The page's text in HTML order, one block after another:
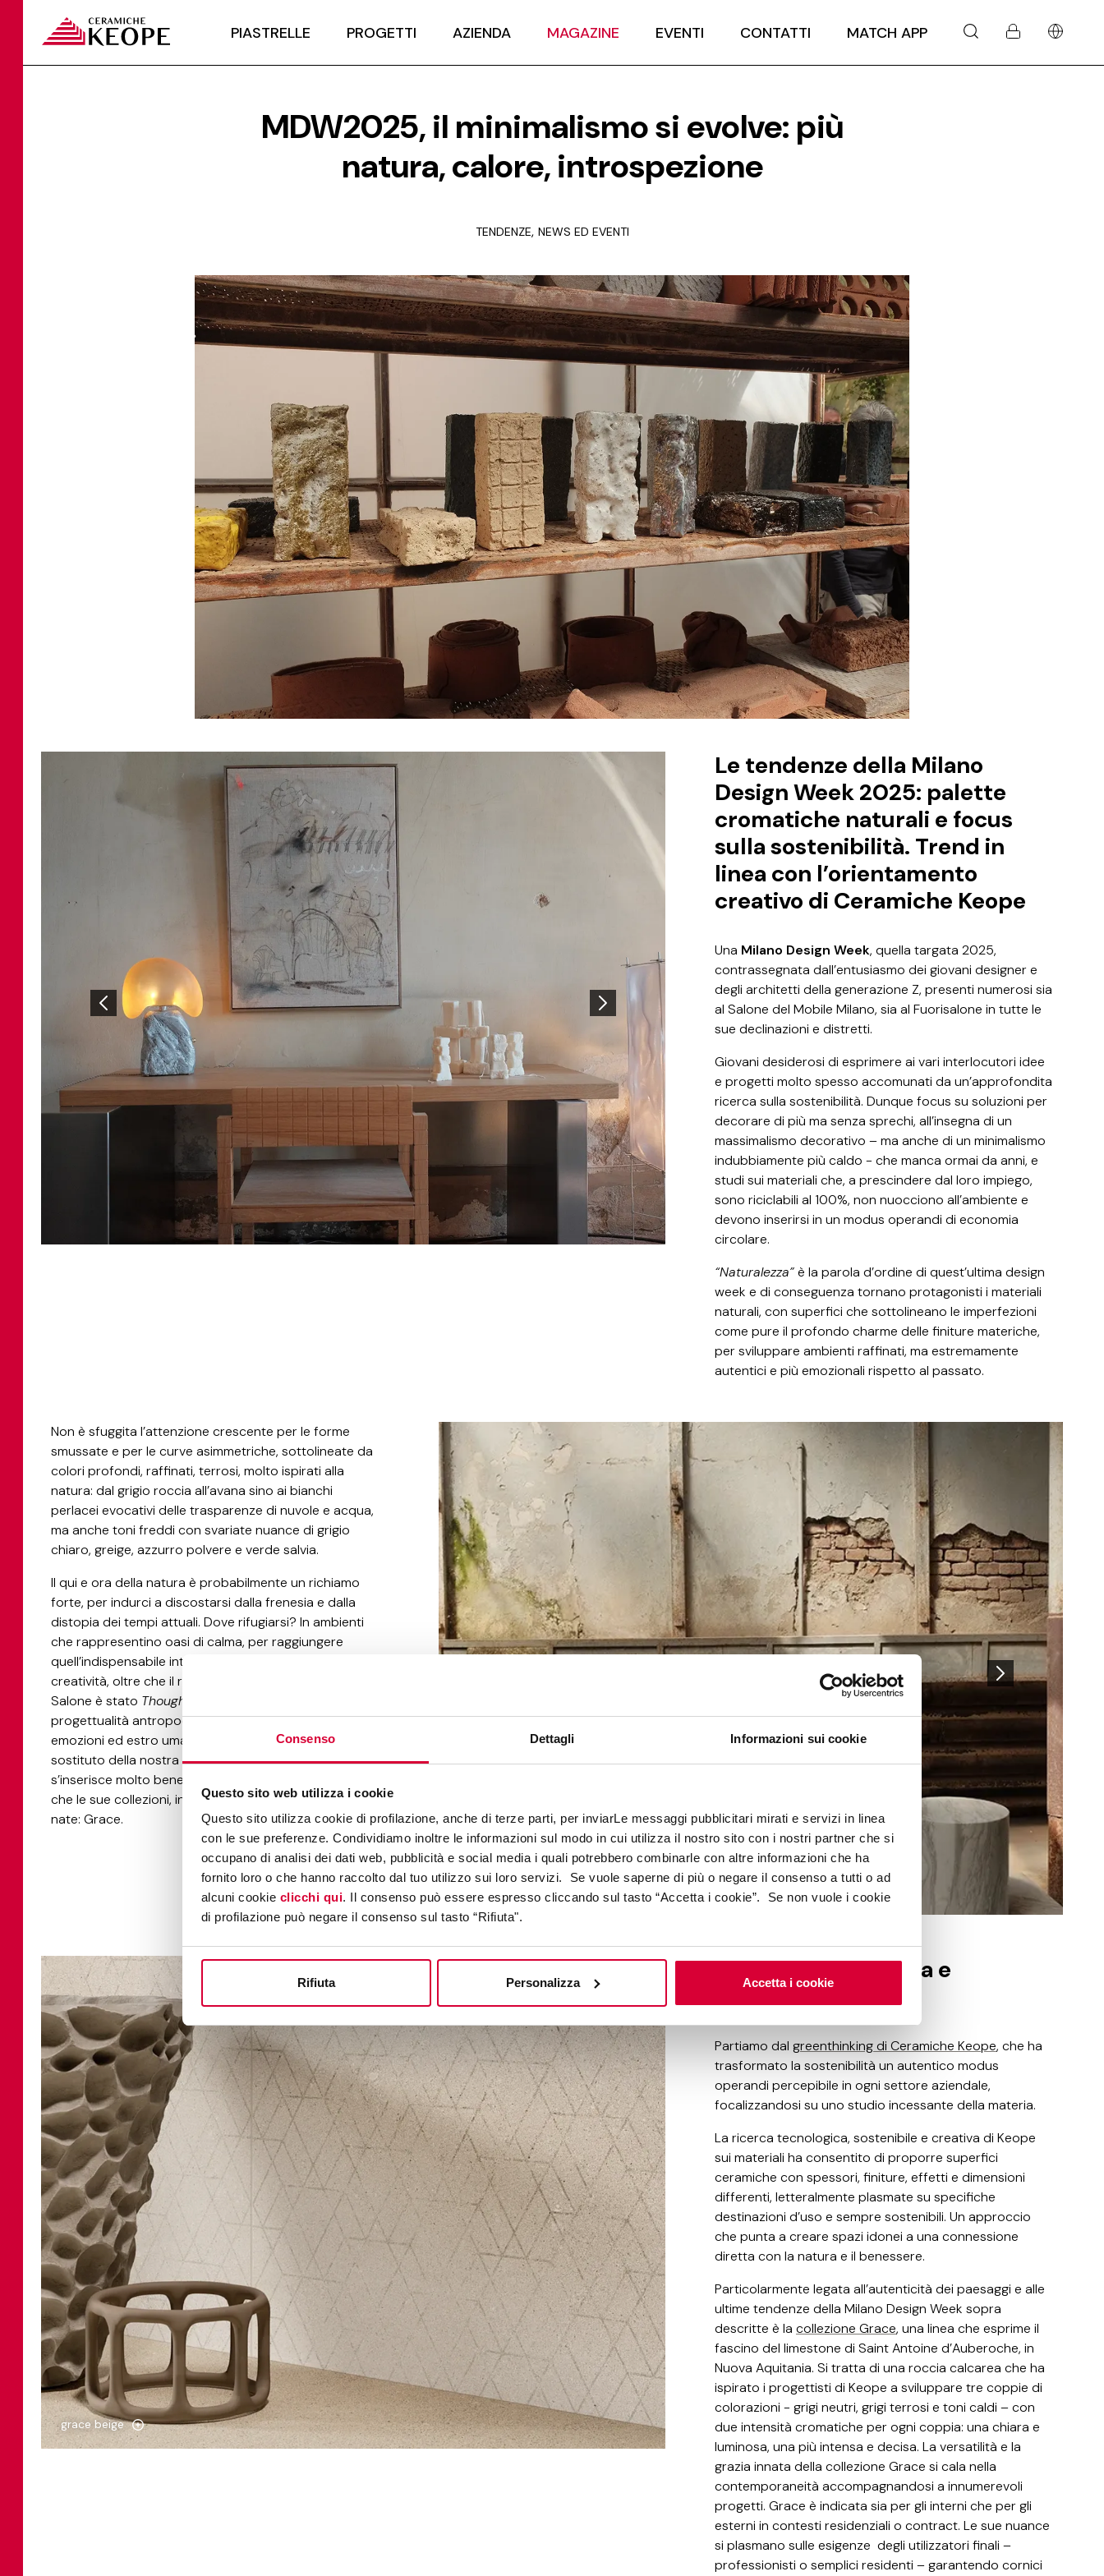
Consenso Dettagli Informazioni sui cookie
Questo sito web utilizza i cookie
Questo sito utilizza cookie di profilazione, anche di terze parti, per inviarLe messaggi pubblicitari mirati e servizi in linea
con le sue preferenze. Condividiamo inoltre le informazioni sul modo in cui utilizza il nostro sito con i nostri partner che si
occupano di analisi dei dati web, pubblicità e social media i quali potrebbero combinarle con altre informazioni che ha
fornito loro o che hanno raccolto dal tuo utilizzo sui loro servizi. Se vuole saperne di più o negare il consenso a tutti o ad
alcuni cookie clicchi qui. Il consenso può essere espresso cliccando sul tasto “Accetta i cookie”. Se non vuole i cookie
di profilazione può negare il consenso sul tasto “Rifiuta".
Rifiuta Personalizza Accetta i cookie
PIASTRELLE PROGETTI AZIENDA MAGAZINE EVENTI CONTATTI MATCH APP
MDW2025, il minimalismo si evolve: più
natura, calore, introspezione
TENDENZE, NEWS ED EVENTI
Le tendenze della Milano
Design Week 2025: palette
cromatiche naturali e focus
sulla sostenibilità. Trend in
linea con l’orientamento
creativo di Ceramiche Keope
Una Milano Design Week, quella targata 2025,
contrassegnata dall’entusiasmo dei giovani designer e
degli architetti della generazione Z, presenti numerosi sia
al Salone del Mobile Milano, sia al Fuorisalone in tutte le
sue declinazioni e distretti.
Giovani desiderosi di esprimere ai vari interlocutori idee
e progetti molto spesso accomunati da un’approfondita
ricerca sulla sostenibilità. Dunque focus su soluzioni per
decorare di più ma senza sprechi, all’insegna di un
massimalismo decorativo – ma anche di un minimalismo
indubbiamente più caldo - che manca ormai da anni, e
studi sui materiali che, a prescindere dal loro impiego,
sono riciclabili al 100%, non nuocciono all’ambiente e
devono inserirsi in un modus operandi di economia
circolare.
“Naturalezza”è la parola d’ordine di quest’ultima design
week e di conseguenza tornano protagonisti i materiali
naturali, con superfici che sottolineano le imperfezioni
come pure il profondo charme delle finiture materiche,
per sviluppare ambienti raffinati, ma estremamente
autentici e più emozionali rispetto al passato.
Non è sfuggita l’attenzione crescente per le forme
smussate e per le curve asimmetriche, sottolineate da
colori profondi, raffinati, terrosi, molto ispirati alla
natura: dal grigio roccia all’avana sino ai bianchi
perlacei evocativi delle trasparenze di nuvole e acqua,
ma anche toni freddi con svariate nuance di grigio
chiaro, greige, azzurro polvere e verde salvia.
Il qui e ora della natura è probabilmente un richiamo
forte, per indurci a discostarsi dalla frenesia e dalla
distopia dei tempi attuali. Dove rifugiarsi? In ambienti
che rappresentino oasi di calma, per raggiungere
quell’indispensabile introspezione che favorisce la
creatività, oltre che il relax. D’altro canto il payoff del
Salone è stato Thought for Humans
progettualità antropocentrica, dove dominano
emozioni ed estro umano e l’AI è un alleato e non un
sostituto della nostra mente. In questo contesto
s’inserisce molto bene sia filosofia sostenibile di Keope
che le sue collezioni, in particolare una delle ultime
nate: Grace.
grace beige
Sostenibilità, natura e
innovazione
Partiamo dal greenthinking di Ceramiche Keope, che ha
trasformato la sostenibilità un autentico modus
operandi percepibile in ogni settore aziendale,
focalizzandosi su uno studio incessante della materia.
La ricerca tecnologica, sostenibile e creativa di Keope
sui materiali ha consentito di proporre superfici
ceramiche con spessori, finiture, effetti e dimensioni
differenti, letteralmente plasmate su specifiche
destinazioni d’uso e sempre sostenibili. Un approccio
che punta a creare spazi idonei a una connessione
diretta con la natura e il benessere.
Particolarmente legata all’autenticità dei paesaggi e alle
ultime tendenze della Milano Design Week sopra
descritte è la collezione Grace, una linea che esprime il
fascino del limestone di Saint Antoine d’Auberoche, in
Nuova Aquitania. Si tratta di una roccia calcarea che ha
ispirato i progettisti di Keope a sviluppare tre coppie di
colorazioni - grigi neutri, grigi terrosi e toni caldi – con
due intensità cromatiche per ogni coppia: una chiara e
luminosa, una più intensa e decisa. La versatilità e la
grazia innata della collezione Grace si cala nella
contemporaneità accompagnandosi a innumerevoli
progetti. Grace è indicata sia per gli interni che per gli
esterni in contesti residenziali o contract. Le sue nuance
si plasmano sulle esigenze degli utilizzatori finali –
professionisti o semplici residenti – garantendo cornici